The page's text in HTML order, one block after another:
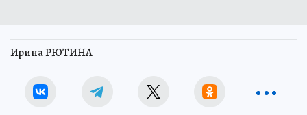
Ирина РЮТИНА